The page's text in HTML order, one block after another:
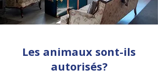
Les animaux sont-ils
autorisés?